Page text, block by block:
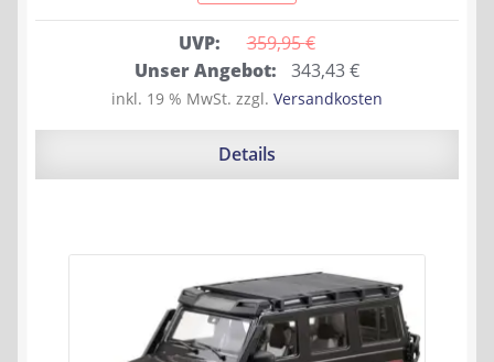
UVP: 359,95 €
Ursprünglicher
Preis
war:
Unser Angebot: 343,43€Aktueller
Preis
ist:
inkl. 19 % MwSt. zzgl. Versandkosten
Details